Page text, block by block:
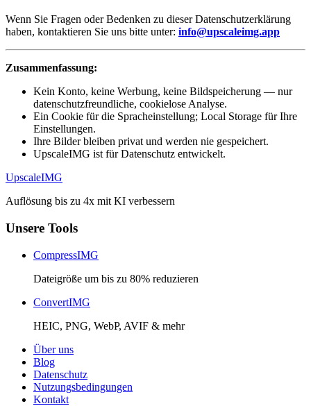
Wenn Sie Fragen oder Bedenken zu dieser Datenschutzerklärung
haben, kontaktieren Sie uns bitte unter: info@upscaleimg.app
Zusammenfassung:
Kein Konto, keine Werbung, keine Bildspeicherung — nur
datenschutzfreundliche, cookielose Analyse.
Ein Cookie für die Spracheinstellung; Local Storage für Ihre
Einstellungen.
Ihre Bilder bleiben privat und werden nie gespeichert.
UpscaleIMG ist für Datenschutz entwickelt.
UpscaleIMG
Auflösung bis zu 4x mit KI verbessern
Unsere Tools
CompressIMG
Dateigröße um bis zu 80% reduzieren
ConvertIMG
HEIC, PNG, WebP, AVIF & mehr
Über uns
Blog
Datenschutz
Nutzungsbedingungen
Kontakt